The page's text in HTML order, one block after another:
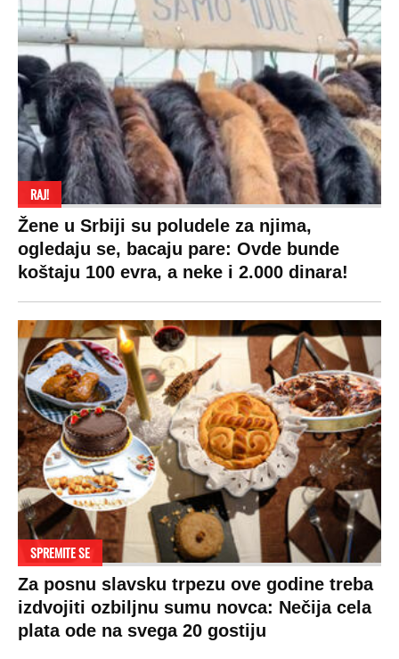
RAJ!
Žene u Srbiji su poludele za njima,
ogledaju se, bacaju pare: Ovde bunde
koštaju 100 evra, a neke i 2.000 dinara!
SPREMITE SE
Za posnu slavsku trpezu ove godine treba
izdvojiti ozbiljnu sumu novca: Nečija cela
plata ode na svega 20 gostiju